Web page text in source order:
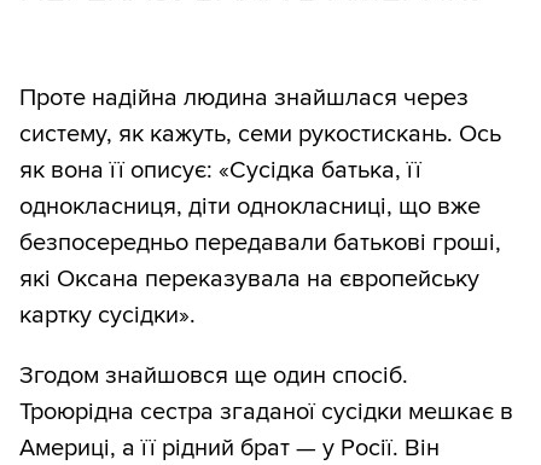
Проте надійна людина знайшлася через
систему, як кажуть, семи рукостискань. Ось
як вона її описує: «Сусідка батька, її
однокласниця, діти однокласниці, що вже
безпосередньо передавали батькові гроші,
які Оксана переказувала на європейську
картку сусідки».
Згодом знайшовся ще один спосіб.
Троюрідна сестра згаданої сусідки мешкає в
Америці, а її рідний брат — у Росії. Він